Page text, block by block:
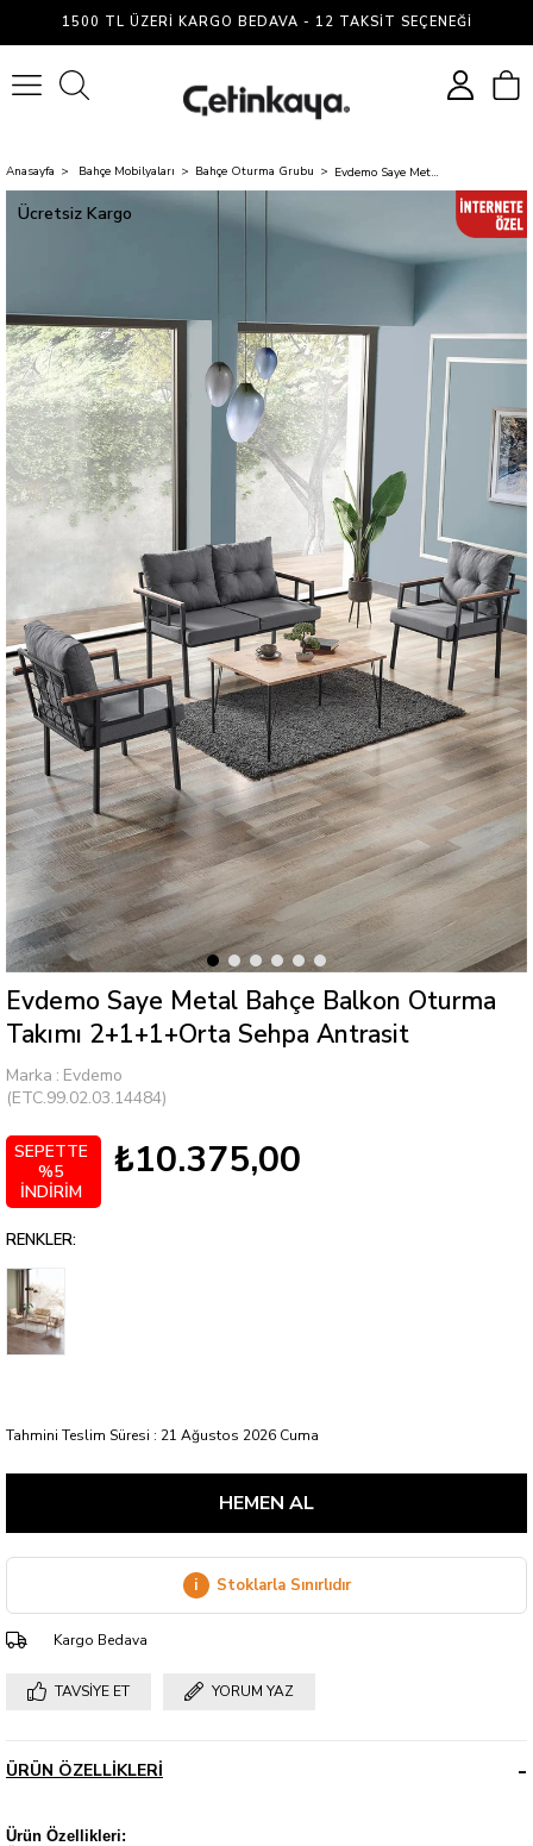
1500 TL ÜZERI KARGO BEDAVA - 12 TAKSIT SEÇENEĞI
Anasayfa Bahçe Mobilyaları Bahçe Oturma Grubu Evdemo Saye Metal Bahçe Balkon Oturma Takımı 2+1+1+Orta Sehpa Antrasit
Ücretsiz Kargo
Evdemo Saye Metal Bahçe Balkon Oturma
Takımı 2+1+1+Orta Sehpa Antrasit
Marka : Evdemo
(ETC.99.02.03.14484)
₺10.375,00
SEPETTE
%5
İNDİRİM
RENKLER:
Tahmini Teslim Süresi : 21 Ağustos 2026 Cuma
i Stoklarla Sınırlıdır
Kargo Bedava
TAVSIYE ET YORUM YAZ
ÜRÜN ÖZELLIKLERI
Ürün Özellikleri: